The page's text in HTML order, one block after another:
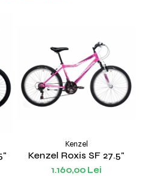
Kenzel
Kenzel Roxis SF 27.5"
1.160,00 Lei